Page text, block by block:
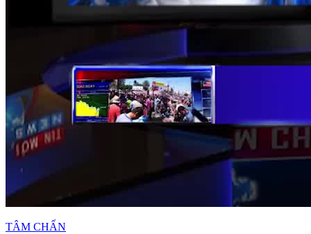
TÂM CHẤN